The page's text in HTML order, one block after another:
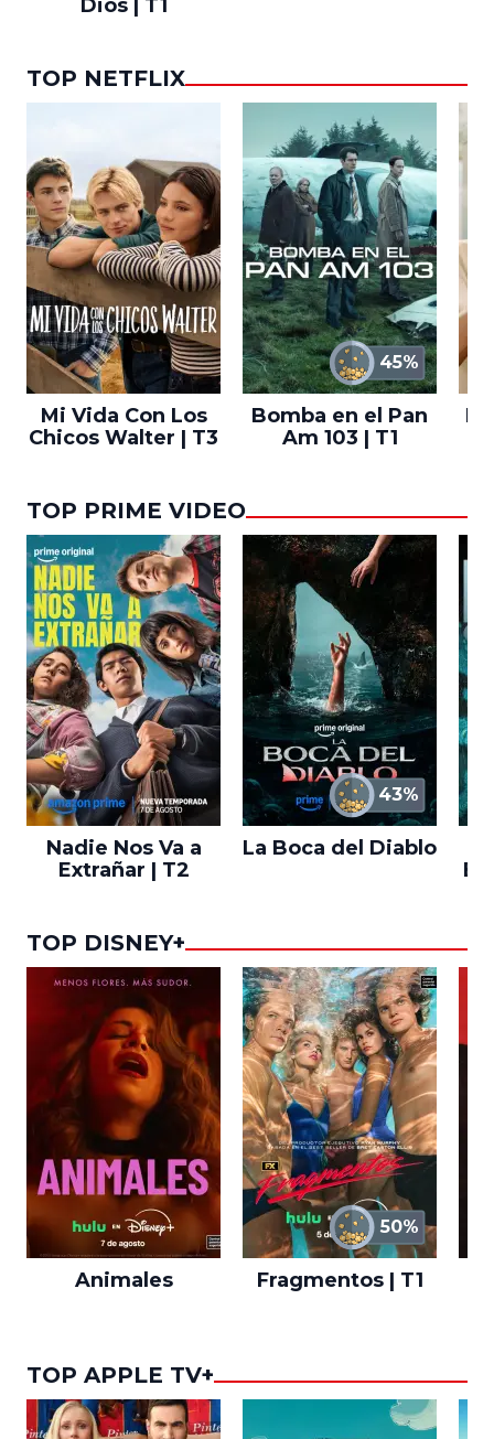
Dios | T1
TOP NETFLIX
Mi Vida Con Los
Chicos Walter | T3
45%
Bomba en el Pan
Am 103 | T1
El
TOP PRIME VIDEO
Nadie Nos Va a
Extrañar | T2
43%
La Boca del Diablo
TOP DISNEY+
Animales
50%
Fragmentos | T1
TOP APPLE TV+